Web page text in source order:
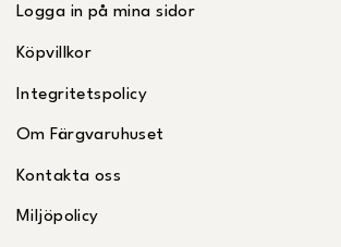
Logga in på mina sidor
Köpvillkor
Integritetspolicy
Om Färgvaruhuset
Kontakta oss
Miljöpolicy